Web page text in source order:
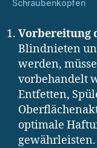
Schraubenköpfen
Vorbereitung
Blindnieten
werden,
vorbehandelt
Entfetten,
optimale
gewährleisten.